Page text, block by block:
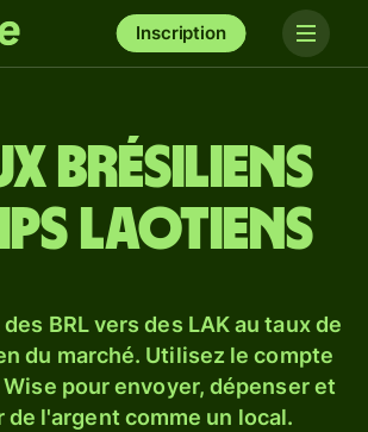
Inscription
brésiliens
laotiens
BRL vers des LAK au taux de
du marché. Utilisez le compte
pour envoyer, dépenser et
l'argent comme un local.